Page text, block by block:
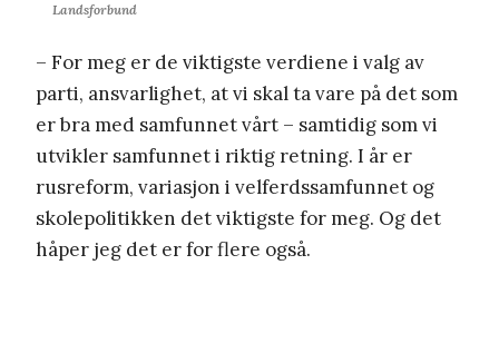
Landsforbund
– For meg er de viktigste verdiene i valg av
parti, ansvarlighet, at vi skal ta vare på det som
er bra med samfunnet vårt – samtidig som vi
utvikler samfunnet i riktig retning. I år er
rusreform, variasjon i velferdssamfunnet og
skolepolitikken det viktigste for meg. Og det
håper jeg det er for flere også.